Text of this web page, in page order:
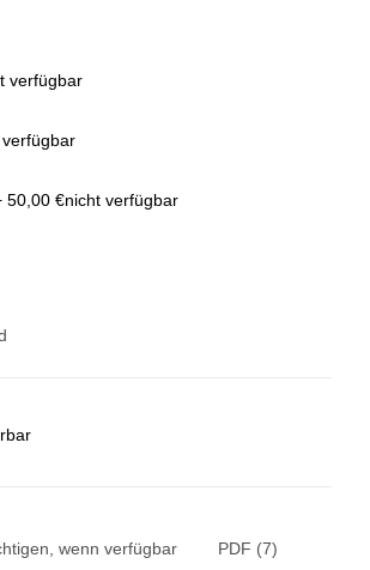
verfügbar
50,00 €nicht verfügbar
wenn verfügbar PDF (7)